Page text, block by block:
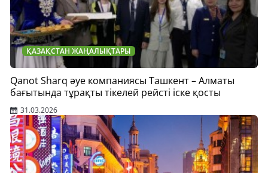
ҚАЗАҚСТАН ЖАҢАЛЫҚТАРЫ
Qanot Sharq әуе компаниясы Ташкент – Алматы
бағытында тұрақты тікелей рейсті іске қосты
31.03.2026